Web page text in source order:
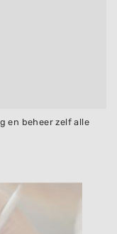
en beheer zelf alle